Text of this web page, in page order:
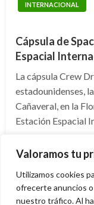
Valoramos tu
Utilizamos cookies
ofrecerte anuncios
nuestro tráfico. Al
INTERNACIONAL
Cápsula de
Espacial
La cápsula Crew
estadounidenses,
Cañaveral, en la
Estación Espacial
el